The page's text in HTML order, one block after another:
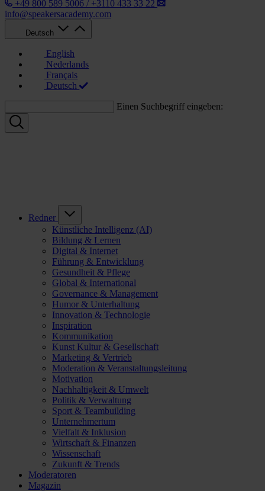
+49 800 589 5006 / +3110 433 33 22
info@speakersacademy.com
Deutsch
English
Nederlands
Français
Deutsch
Einen Suchbegriff eingeben:
Redner
Künstliche Intelligenz (AI)
Bildung & Lernen
Digital & Internet
Führung & Entwicklung
Gesundheit & Pflege
Global & International
Governance & Management
Humor & Unterhaltung
Innovation & Technologie
Inspiration
Kommunikation
Kunst Kultur & Gesellschaft
Marketing & Vertrieb
Moderation & Veranstaltungsleitung
Motivation
Nachhaltigkeit & Umwelt
Politik & Verwaltung
Sport & Teambuilding
Unternehmertum
Vielfalt & Inklusion
Wirtschaft & Finanzen
Wissenschaft
Zukunft & Trends
Moderatoren
Magazin